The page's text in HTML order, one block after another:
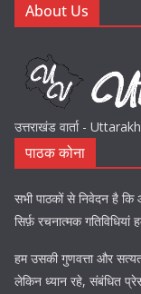
About Us
उत्तराखंड वार्ता -
पाठक कोना
सभी पाठकों से निवेदन है
सिर्फ़ रचनात्मक
हम उसकी गुणवत्ता और
लेकिन ध्यान रहे, संबंधित